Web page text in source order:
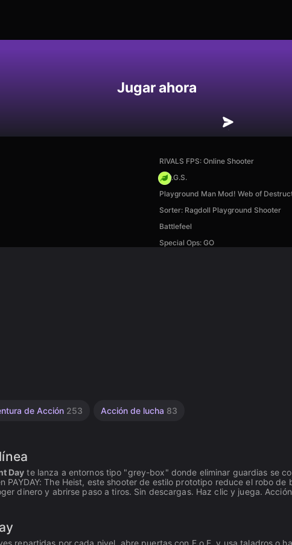
Jugar ahora
RIVALS FPS: Online Shooter
H.O.G.S.
Playground Man Mod! Web of
Sorter: Ragdoll Playground Shooter
Battlefeel
Special Ops: GO
de Acción 253 Acción de lucha 83
Day te lanza a entornos tipo "grey-box" donde eliminar guardias se
The Heist, este shooter de estilo prototipo reduce el robo de
dinero y abrirse paso a tiros. Sin descargas. Haz clic y juega. Acción
repartidas por cada nivel, abre puertas con F o E, y usa taladros o